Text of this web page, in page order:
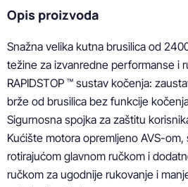
Opis proizvoda
Snažna velika kutna brusilica od
težine za izvanredne performanse i
RAPIDSTOP ™ sustav kočenja:
brže od brusilica bez funkcije
Sigurnosna spojka za zaštitu
Kućište motora opremljeno AVS-
rotirajućom glavnom ručkom i
ručkom za ugodnije rukovanje i